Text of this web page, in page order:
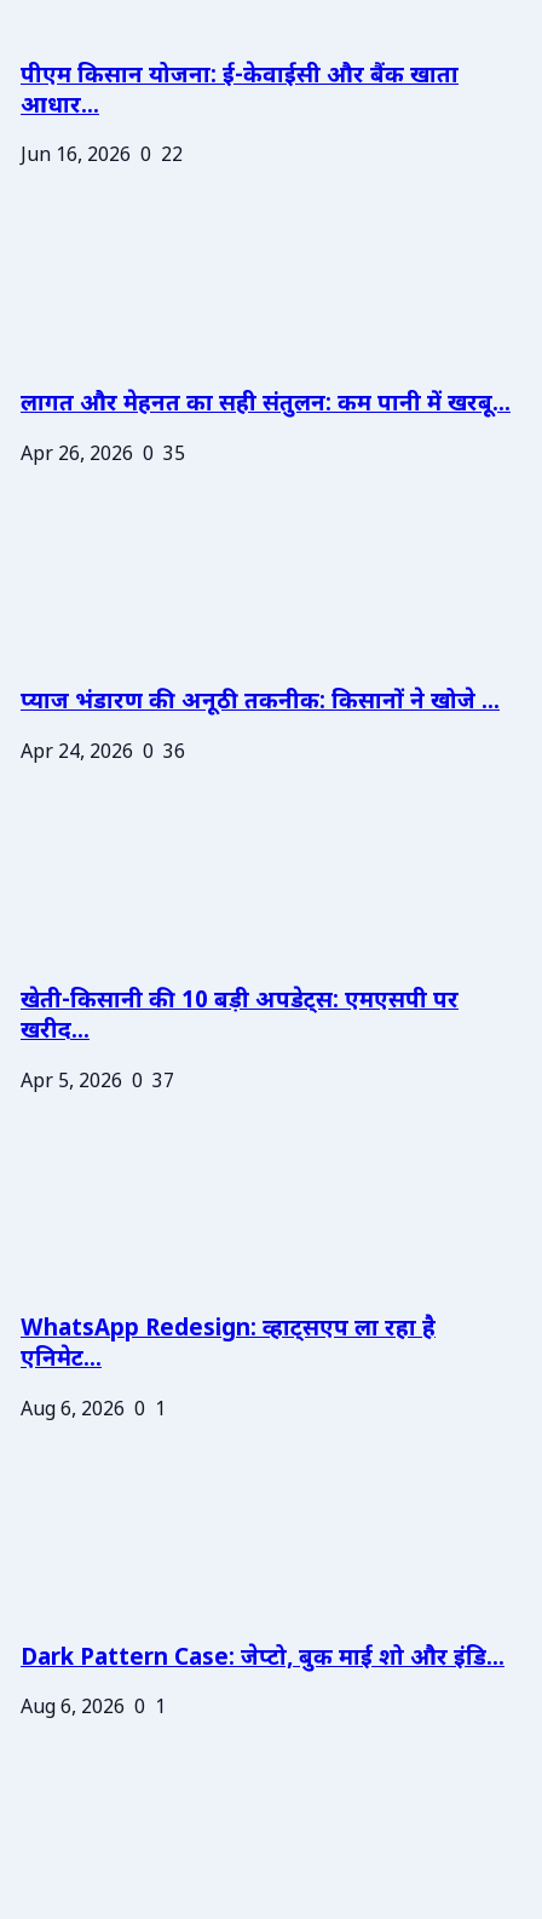
पीएम किसान योजना: ई-केवाईसी और बैंक खाता
आधार...
Jun 16, 2026 0 22
लागत और मेहनत का सही संतुलन: कम पानी में खरबू...
Apr 26, 2026 0 35
प्याज भंडारण की अनूठी तकनीक: किसानों ने खोजे ...
Apr 24, 2026 0 36
खेती-किसानी की 10 बड़ी अपडेट्स: एमएसपी पर
खरीद...
Apr 5, 2026 0 37
WhatsApp Redesign: व्हाट्सएप ला रहा है
एनिमेट...
Aug 6, 2026 0 1
Dark Pattern Case: जेप्टो, बुक माई शो और इंडि...
Aug 6, 2026 0 1